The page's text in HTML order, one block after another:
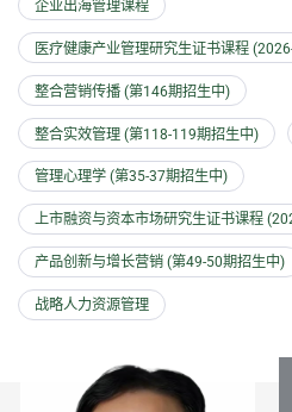
企业出海管理课程
医疗健康产业管理研究生证书课程
整合营销传播 (第146期招生中)
整合实效管理 (第118-119期招生中)
管理心理学 (第35-37期招生中)
上市融资与资本市场研究生证书课程
产品创新与增长营销 (第49-50期招生中)
战略人力资源管理